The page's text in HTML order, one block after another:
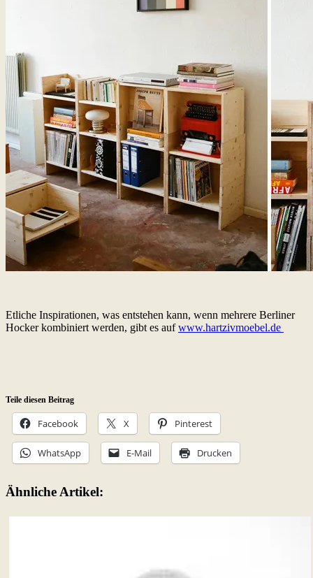
Etliche Inspirationen, was entstehen kann, wenn mehrere Berliner
Hocker kombiniert werden, gibt es aufwww.hartzivmoebel.de
Teile diesen Beitrag
Facebook X Pinterest
WhatsApp E-Mail Drucken
Ähnliche Artikel: